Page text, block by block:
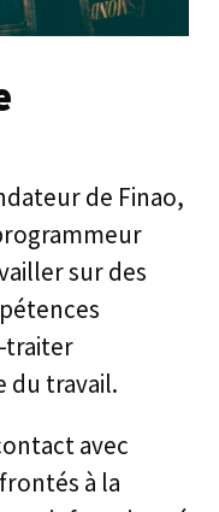
de Finao,
sur des
traiter
du travail.
avec
à la